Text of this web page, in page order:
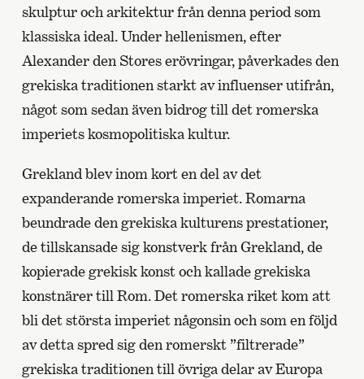
skulptur och arkitektur från denna period som
klassiska ideal. Under hellenismen, efter
Alexander den Stores erövringar, påverkades den
grekiska traditionen starkt av influenser utifrån,
något som sedan även bidrog till det romerska
imperiets kosmopolitiska kultur.
Grekland blev inom kort en del av det
expanderande romerska imperiet. Romarna
beundrade den grekiska kulturens prestationer,
de tillskansade sig konstverk från Grekland, de
kopierade grekisk konst och kallade grekiska
konstnärer till Rom. Det romerska riket kom att
bli det största imperiet någonsin och som en följd
av detta spred sig den romerskt ”filtrerade”
grekiska traditionen till övriga delar av Europa